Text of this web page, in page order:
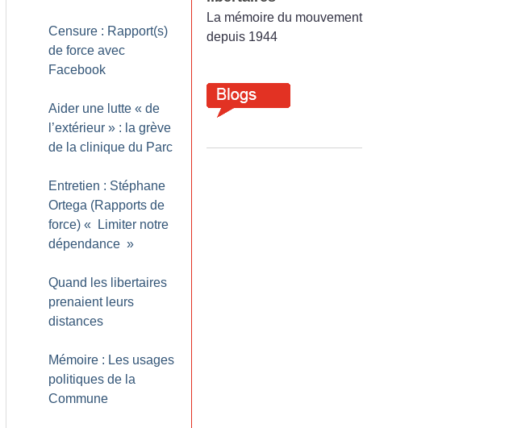
Censure : Rapport(s)
de force avec
Facebook
Aider une lutte « de
l’extérieur » : la grève
de la clinique du Parc
Entretien : Stéphane
Ortega (Rapports de
force) «
Limiter notre
dépendance »
Quand les libertaires
prenaient leurs
distances
Mémoire : Les usages
politiques de la
Commune
La mémoire du mouvement
depuis 1944